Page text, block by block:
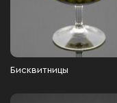
Бисквитницы